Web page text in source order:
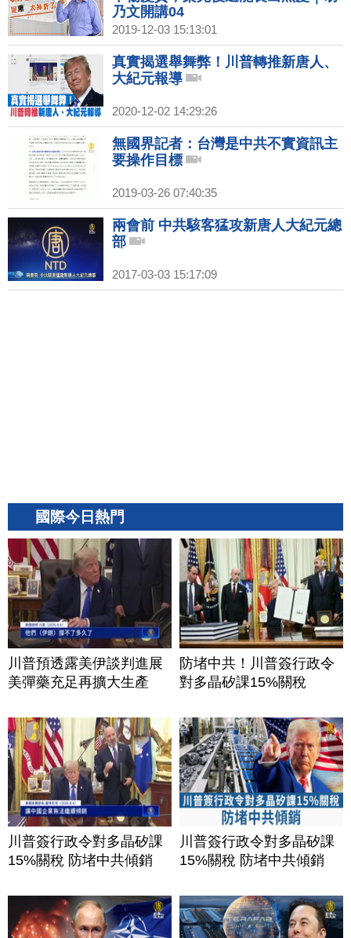
乃文開講04
2019-12-03 15:13:01
真實揭選舉舞弊！川普轉推新唐人、
大紀元報導
2020-12-02 14:29:26
無國界記者：台灣是中共不實資訊主
要操作目標
2019-03-26 07:40:35
兩會前 中共駭客猛攻新唐人大紀元總
部
2017-03-03 15:17:09
國際今日熱門
川普預透露美伊談判進展
美彈藥充足再擴大生產
防堵中共！川普簽行政令
對多晶矽課15%關稅
川普簽行政令對多晶矽課
15%關稅 防堵中共傾銷
川普簽行政令對多晶矽課
15%關稅 防堵中共傾銷